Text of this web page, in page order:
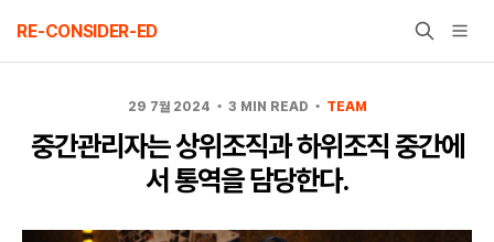
Skip
RE-CONSIDER-ED
29 7월 2024 3 MIN READ TEAM
중간관리자는 상위조직과 하위조직 중간에
서 통역을 담당한다.